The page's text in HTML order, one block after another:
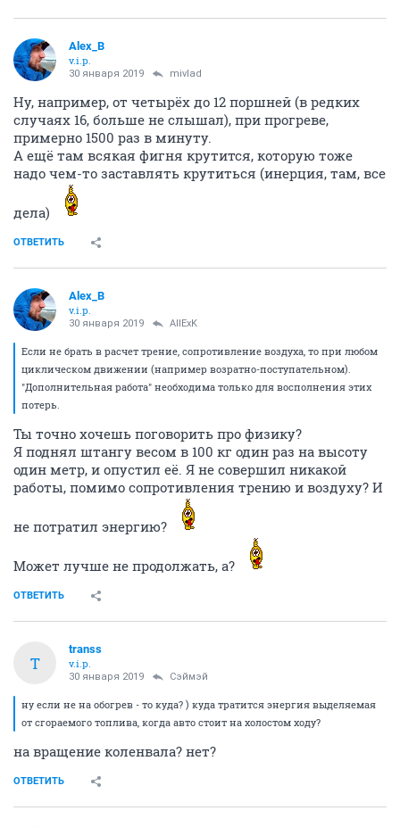
Alex_B
v.i.p.
30 января 2019 mivlad
Ну, например, от четырёх до 12 поршней (в редких
случаях 16, больше не слышал), при прогреве,
примерно 1500 раз в минуту.
А ещё там всякая фигня крутится, которую тоже
надо чем-то заставлять крутиться (инерция, там, все
дела)
ОТВЕТИТЬ
Alex_B
v.i.p.
30 января 2019 AllExK
Если не брать в расчет трение, сопротивление воздуха, то при любом
циклическом движении (например возратно-поступательном).
"Дополнительная работа" необходима только для восполнения этих
потерь.
Ты точно хочешь поговорить про физику?
Я поднял штангу весом в 100 кг один раз на высоту
один метр, и опустил её. Я не совершил никакой
работы, помимо сопротивления трению и воздуху? И
не потратил энергию?
Может лучше не продолжать, а?
ОТВЕТИТЬ
T
transs
v.i.p.
30 января 2019 Сэймэй
ну если не на обогрев - то куда? ) куда тратится энергия выделяемая
от сгораемого топлива, когда авто стоит на холостом ходу?
на вращение коленвала? нет?
ОТВЕТИТЬ